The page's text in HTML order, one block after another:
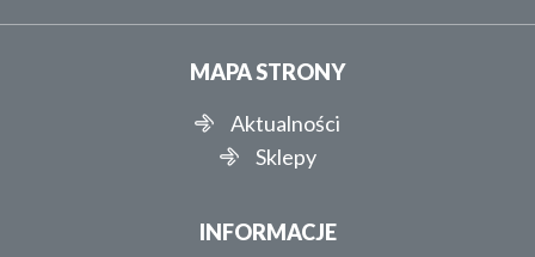
MAPA STRONY
Aktualności
Sklepy
INFORMACJE